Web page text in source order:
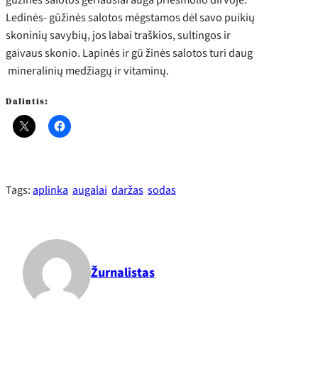
Ledinės- gūžinės salotos mėgstamos dėl savo puikių
skoninių savybių, jos labai traškios, sultingos ir
gaivaus skonio. Lapinės ir gū žinės salotos turi daug
mineralinių medžiagų ir vitaminų.
Dalintis:
Tags:aplinka augalai daržas sodas
Žurnalistas